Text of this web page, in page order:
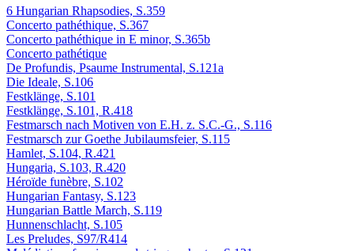
6 Hungarian Rhapsodies, S.359
Concerto pathéthique, S.367
Concerto pathéthique in E minor, S.365b
Concerto pathétique
De Profundis, Psaume Instrumental, S.121a
Die Ideale, S.106
Festklänge, S.101
Festklänge, S.101, R.418
Festmarsch nach Motiven von E.H. z. S.C.-G., S.116
Festmarsch zur Goethe Jubilaumsfeier, S.115
Hamlet, S.104, R.421
Hungaria, S.103, R.420
Héroïde funèbre, S.102
Hungarian Fantasy, S.123
Hungarian Battle March, S.119
Hunnenschlacht, S.105
Les Preludes, S97/R414